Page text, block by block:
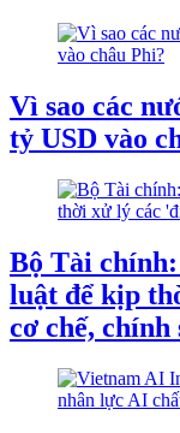
Vì sao các
tỷ USD vào
Bộ Tài
luật để kịp
cơ chế, chính